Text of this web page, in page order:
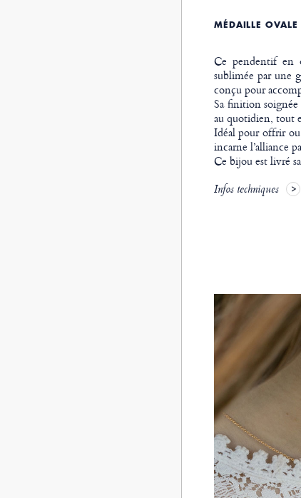
MÉDAILLE
Ce pendentif en
sublimée par une
conçu pour
Sa finition
au quotidien, tout
Idéal pour offrir
incarne l’alliance
Ce bijou est livré
Infos techniques